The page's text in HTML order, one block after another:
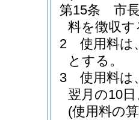
第15条
市
料を徴収
2
使用料は
とする。
3
使用料は
翌月の10
(使用料の